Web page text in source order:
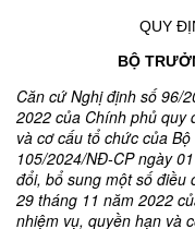
QUY
BỘ
Căn cứ Nghị định số 96/
2022 của Chính phủ quy
và cơ cấu tổ chức của
105/2024/NĐ-CP ngày
đổi, bổ sung một số điều
29 tháng 11 năm 2022
nhiệm vụ, quyền hạn và